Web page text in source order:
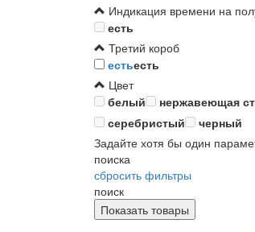
Индикация времени на
есть
Третий короб
естьесть
Цвет
белый
нержавеющая
серебристый
черный
Задайте хотя бы один
поиска
сбросить фильтры
поиск